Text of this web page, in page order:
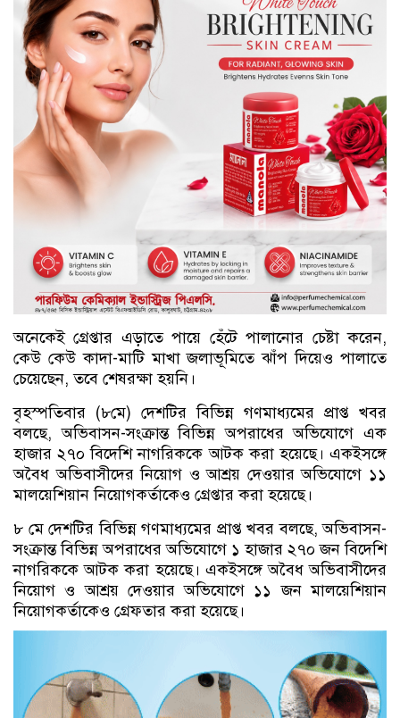
অনেকেই গ্রেপ্তার এড়াতে পায়ে হেঁটে পালানোর চেষ্টা করেন,
কেউ কেউ কাদা-মাটি মাখা জলাভূমিতে ঝাঁপ দিয়েও পালাতে
চেয়েছেন, তবে শেষরক্ষা হয়নি।
বৃহস্পতিবার (৮মে) দেশটির বিভিন্ন গণমাধ্যমের প্রাপ্ত খবর
বলছে, অভিবাসন-সংক্রান্ত বিভিন্ন অপরাধের অভিযোগে এক
হাজার ২৭০ বিদেশি নাগরিককে আটক করা হয়েছে। একইসঙ্গে
অবৈধ অভিবাসীদের নিয়োগ ও আশ্রয় দেওয়ার অভিযোগে ১১
মালয়েশিয়ান নিয়োগকর্তাকেও গ্রেপ্তার করা হয়েছে।
৮ মে দেশটির বিভিন্ন গণমাধ্যমের প্রাপ্ত খবর বলছে, অভিবাসন-
সংক্রান্ত বিভিন্ন অপরাধের অভিযোগে ১ হাজার ২৭০ জন বিদেশি
নাগরিককে আটক করা হয়েছে। একইসঙ্গে অবৈধ অভিবাসীদের
নিয়োগ ও আশ্রয় দেওয়ার অভিযোগে ১১ জন মালয়েশিয়ান
নিয়োগকর্তাকেও গ্রেফতার করা হয়েছে।